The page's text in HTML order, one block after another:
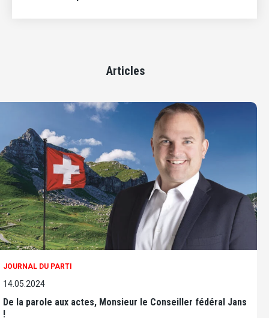
Articles
JOURNAL DU PARTI
14.05.2024
De la parole aux actes, Monsieur le Conseiller fédéral Jans
!